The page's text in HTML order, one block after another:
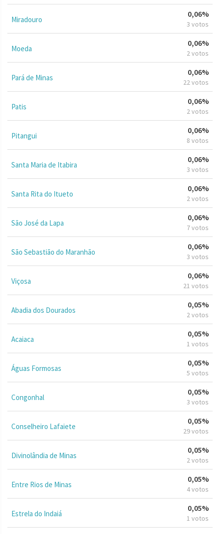
Miradouro
0,06%
3 votos
Moeda
0,06%
2 votos
Pará de Minas
0,06%
22 votos
Patis
0,06%
2 votos
Pitangui
0,06%
8 votos
Santa Maria de Itabira
0,06%
3 votos
Santa Rita do Itueto
0,06%
2 votos
São José da Lapa
0,06%
7 votos
São Sebastião do Maranhão
0,06%
3 votos
Viçosa
0,06%
21 votos
Abadia dos Dourados
0,05%
2 votos
Acaiaca
0,05%
1 votos
Águas Formosas
0,05%
5 votos
Congonhal
0,05%
3 votos
Conselheiro Lafaiete
0,05%
29 votos
Divinolândia de Minas
0,05%
2 votos
Entre Rios de Minas
0,05%
4 votos
Estrela do Indaiá
0,05%
1 votos